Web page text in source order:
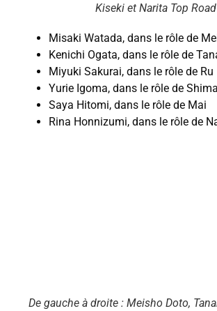
Kiseki et Narita Top Road
Misaki Watada, dans le rôle de
Kenichi Ogata, dans le rôle de
Miyuki Sakurai, dans le rôle de Ru
Yurie Igoma, dans le rôle de Shima
Saya Hitomi, dans le rôle de Mai
Rina Honnizumi, dans le rôle de
De gauche à droite : Meisho Doto,